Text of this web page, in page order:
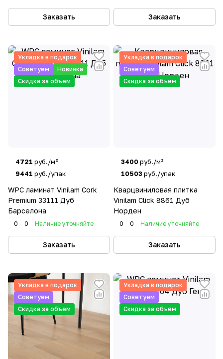
Заказать Заказать
Укладка в подарок
Советуем
Новинка
Скидка за объем
4721 руб./м²
9441 руб./упак
WPC ламинат Vinilam Cork
Premium 33111 Дуб
Барселона
0 0 Наличие уточняйте
Заказать
Укладка в подарок
Советуем
Скидка за объем
3400 руб./м²
10503 руб./упак
Кварцвиниловая плитка
Vinilam Click 8861 Дуб
Норден
0 0 Наличие уточняйте
Заказать
Укладка в подарок
Советуем
Скидка за объем
Укладка в подарок
Советуем
Скидка за объем